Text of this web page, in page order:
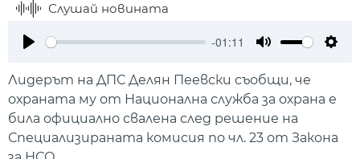
Слушай новината
-01:11
Лидерът на ДПС Делян Пеевски съобщи, че
охраната му от Национална служба за охрана е
била официално свалена след решение на
Специализираната комисия по чл. 23 от Закона